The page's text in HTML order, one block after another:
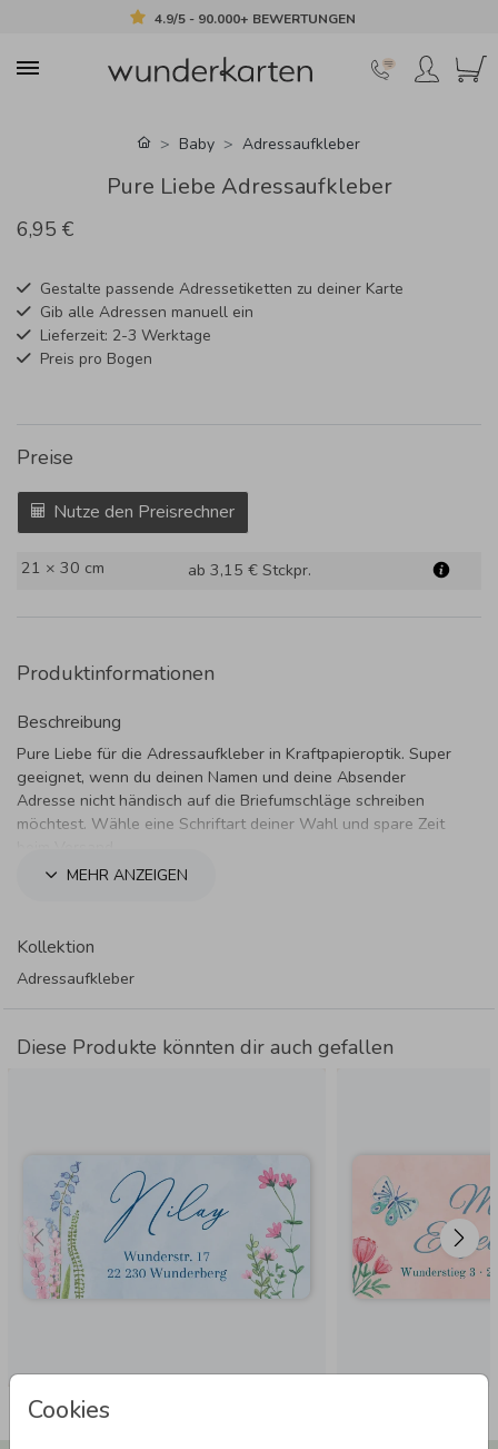
4.9/5 - 90.000+ BEWERTUNGEN
Cookies
Baby Adressaufkleber
Pure Liebe Adressaufkleber
6,95 €
Gestalte passende Adressetiketten zu deiner Karte
Gib alle Adressen manuell ein
Lieferzeit: 2-3 Werktage
Preis pro Bogen
Preise
Nutze den Preisrechner
21 × 30 cm ab 3,15 € Stckpr.
Produktinformationen
Beschreibung
Pure Liebe für die Adressaufkleber in Kraftpapieroptik. Super
geeignet, wenn du deinen Namen und deine Absender
Adresse nicht händisch auf die Briefumschläge schreiben
möchtest. Wähle eine Schriftart deiner Wahl und spare Zeit
MEHR ANZEIGEN
Kollektion
Adressaufkleber
Diese Produkte könnten dir auch gefallen